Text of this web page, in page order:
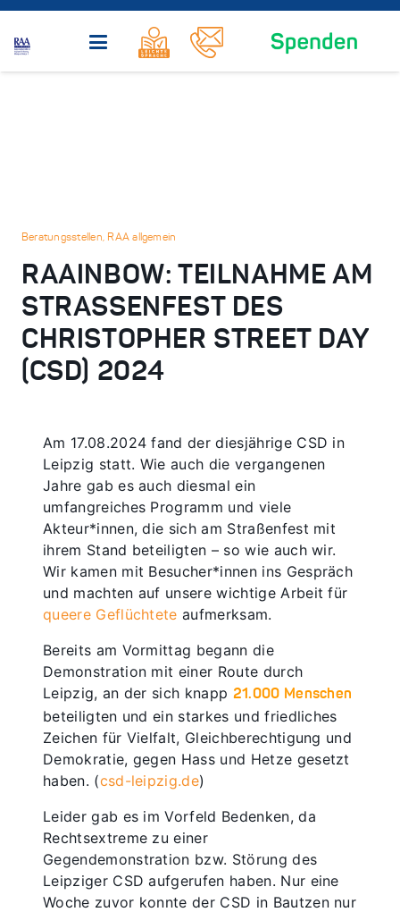
Beratungsstellen, RAA allgemein
RAAINBOW: TEILNAHME AM
STRASSENFEST DES C
HRISTOPHER STREET DAY (
CSD) 2024
Am 17.08.2024 fand der diesjährige CSD in
Leipzig statt. Wie auch die vergangenen
Jahre gab es auch diesmal ein
umfangreiches Programm und viele
Akteur*innen, die sich am Straßenfest mit
ihrem Stand beteiligten – so wie auch wir.
Wir kamen mit Besucher*innen ins Gespräch
und machten auf unsere wichtige Arbeit für
queere Geflüchtete aufmerksam.
Bereits am Vormittag begann die
Demonstration mit einer Route durch
Leipzig, an der sich knapp 21.000 Menschen
beteiligten und ein starkes und friedliches
Zeichen für Vielfalt, Gleichberechtigung und
Demokratie, gegen Hass und Hetze gesetzt
haben. (csd-leipzig.de)
Leider gab es im Vorfeld Bedenken, da
Rechtsextreme zu einer
Gegendemonstration bzw. Störung des
Leipziger CSD aufgerufen haben. Nur eine
Woche zuvor konnte der CSD in Bautzen nur